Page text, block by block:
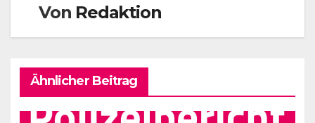
Von Redaktion
Ähnlicher Beitrag